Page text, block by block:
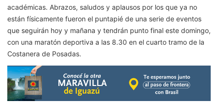
académicas. Abrazos, saludos y aplausos por los que ya no
están físicamente fueron el puntapié de una serie de eventos
que seguirán hoy y mañana y tendrán punto final este domingo,
con una maratón deportiva a las 8.30 en el cuarto tramo de la
Costanera de Posadas.